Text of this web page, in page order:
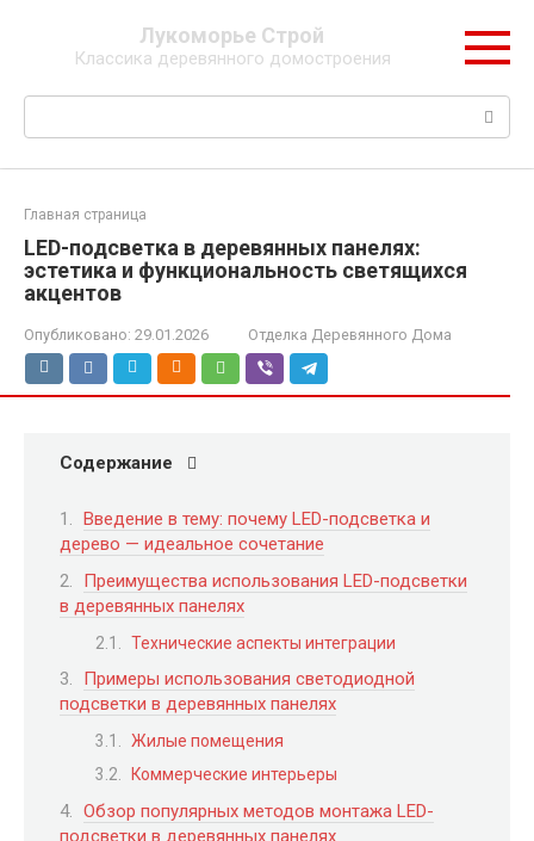
Лукоморье Строй
Классика деревянного домостроения
Поиск:
Главная страница
LED-подсветка в деревянных панелях:
эстетика и функциональность светящихся
акцентов
Опубликовано: 29.01.2026 Отделка Деревянного Дома
Содержание
Введение в тему: почему LED-подсветка и
дерево — идеальное сочетание
Преимущества использования LED-подсветки
в деревянных панелях
Технические аспекты интеграции
Примеры использования светодиодной
подсветки в деревянных панелях
Жилые помещения
Коммерческие интерьеры
Обзор популярных методов монтажа LED-
подсветки в деревянных панелях